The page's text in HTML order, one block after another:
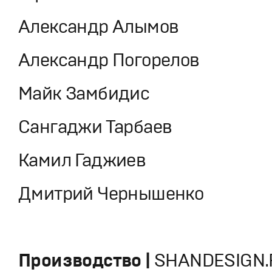
Александр Алымов
Александр Погорелов
Майк Замбидис
Сангаджи Тарбаев
Камил Гаджиев
Дмитрий Чернышенко
Производство |